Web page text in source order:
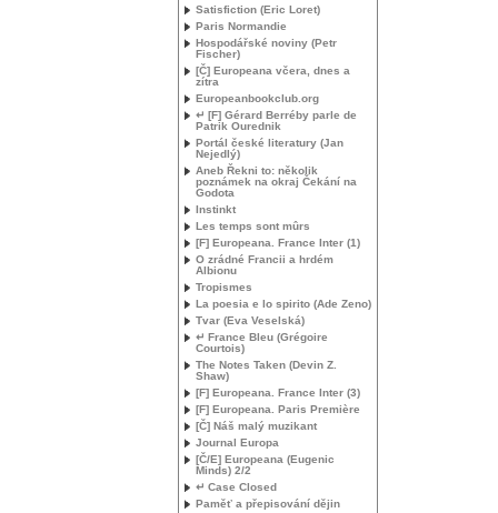
Satisfiction (Eric Loret)
Paris Normandie
Hospodářské noviny (Petr
Fischer)
[Č] Europeana včera, dnes a
zítra
Europeanbookclub.org
↵ [F] Gérard Berréby parle de
Patrik Ourednik
Portál české literatury (Jan
Nejedlý)
Aneb Řekni to: několik
poznámek na okraj Čekání na
Godota
Instinkt
Les temps sont mûrs
[F] Europeana. France Inter (1)
O zrádné Francii a hrdém
Albionu
Tropismes
La poesia e lo spirito (Ade Zeno)
Tvar (Eva Veselská)
↵ France Bleu (Grégoire
Courtois)
The Notes Taken (Devin Z.
Shaw)
[F] Europeana. France Inter (3)
[F] Europeana. Paris Première
[Č] Náš malý muzikant
Journal Europa
[Č/E] Europeana (Eugenic
Minds) 2/2
↵ Case Closed
Paměť a přepisování dějin